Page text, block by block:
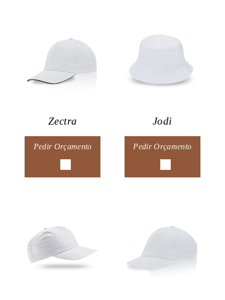
Zectra
Pedir Orçamento
Jodi
Pedir Orçamento